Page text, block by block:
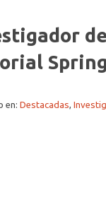
en: Destacadas,